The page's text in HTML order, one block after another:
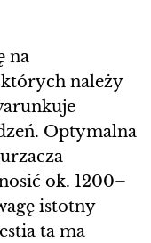
na
należy
Optymalna
ok. 1200–
istotny
ta ma